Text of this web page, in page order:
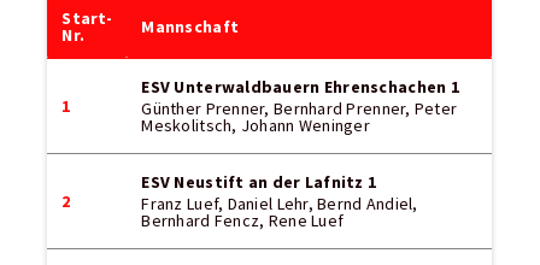
Start-
Nr. Mannschaft
1
ESV Unterwaldbauern Ehrenschachen 1
Günther Prenner, Bernhard Prenner, Peter
Meskolitsch, Johann Weninger
2
ESV Neustift an der Lafnitz 1
Franz Luef, Daniel Lehr, Bernd Andiel,
Bernhard Fencz, Rene Luef